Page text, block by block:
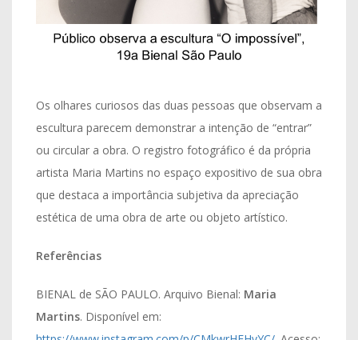
Os olhares curiosos das duas pessoas que observam a
escultura parecem demonstrar a intenção de “entrar”
ou circular a obra. O registro fotográfico é da própria
artista Maria Martins no espaço expositivo de sua obra
que destaca a importância subjetiva da apreciação
estética de uma obra de arte ou objeto artístico.
Referências
BIENAL de SÃO PAULO. Arquivo Bienal: Maria
Martins. Disponível em: